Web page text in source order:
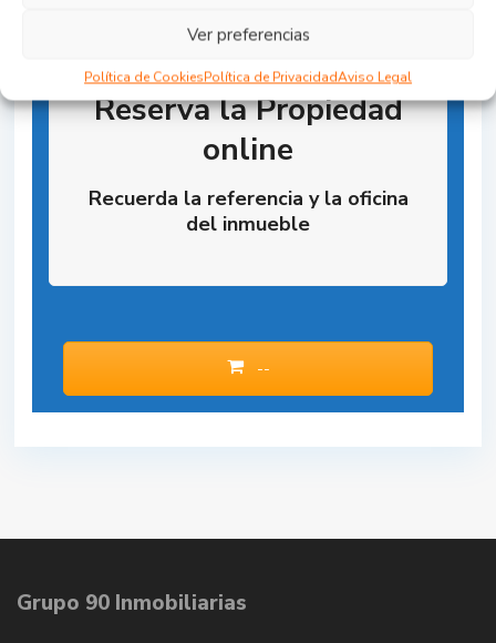
Ver preferencias
Política de CookiesPolítica de PrivacidadAviso Legal
Reserva la Propiedad
online
Recuerda la referencia y la oficina
del inmueble
--
Grupo 90 Inmobiliarias